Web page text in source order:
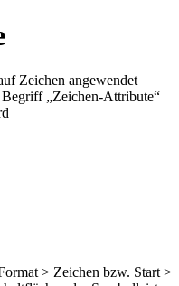
Zeichen angewendet
Begriff „Zeichen-Attribute“
> Zeichen bzw. Start >